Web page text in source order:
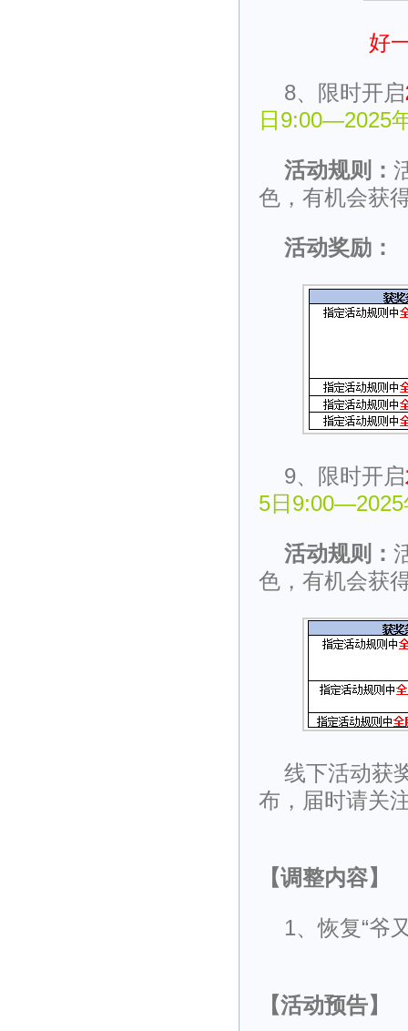
好
8、限时开启
日9:00—2025
活动规则：
色，有机会获
活动奖励：
9、限时开启
5日9:00—2025
活动规则：
色，有机会获
线下活动获
布，届时请关
【调整内容】
1、恢复“爷
【活动预告】